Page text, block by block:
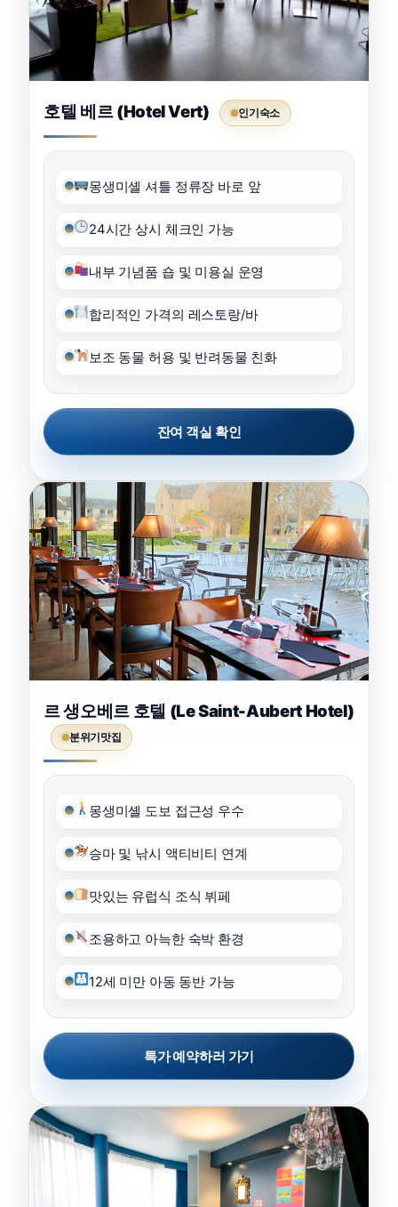
호텔 베르 (Hotel Vert) 인기숙소
몽생미셸 셔틀 정류장 바로 앞
24시간 상시 체크인 가능
내부 기념품 숍 및 미용실 운영
합리적인 가격의 레스토랑/바
보조 동물 허용 및 반려동물 친화
잔여 객실 확인
르 생오베르 호텔 (Le Saint-Aubert Hotel)
분위기맛집
몽생미셸 도보 접근성 우수
승마 및 낚시 액티비티 연계
맛있는 유럽식 조식 뷔페
조용하고 아늑한 숙박 환경
12세 미만 아동 동반 가능
특가 예약하러 가기